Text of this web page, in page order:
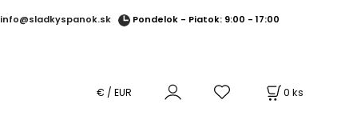
info@sladkyspanok.sk Pondelok - Piatok: 9:00 - 17:00
0 ks
€ / EUR